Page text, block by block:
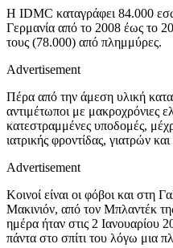
Η IDMC καταγράφει 84.000
Γερμανία από το 2008 έως το
τους (78.000) από πλημμύρες.
Advertisement
Πέρα από την άμεση υλική
αντιμέτωποι με μακροχρόνιες
κατεστραμμένες υποδομές,
ιατρικής φροντίδας, γιατρών
Advertisement
Κοινοί είναι οι φόβοι και στη
Μακινιόν, από τον Μπλαντέκ
ημέρα ήταν στις 2 Ιανουαρίου
πάντα στο σπίτι του λόγω μια